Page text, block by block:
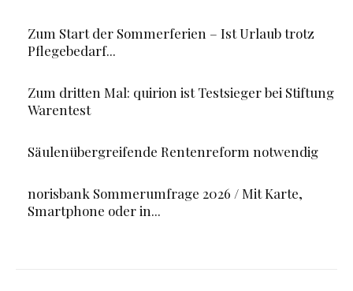
Zum Start der Sommerferien – Ist Urlaub trotz
Pflegebedarf...
Zum dritten Mal: quirion ist Testsieger bei Stiftung
Warentest
Säulenübergreifende Rentenreform notwendig
norisbank Sommerumfrage 2026 / Mit Karte,
Smartphone oder in...